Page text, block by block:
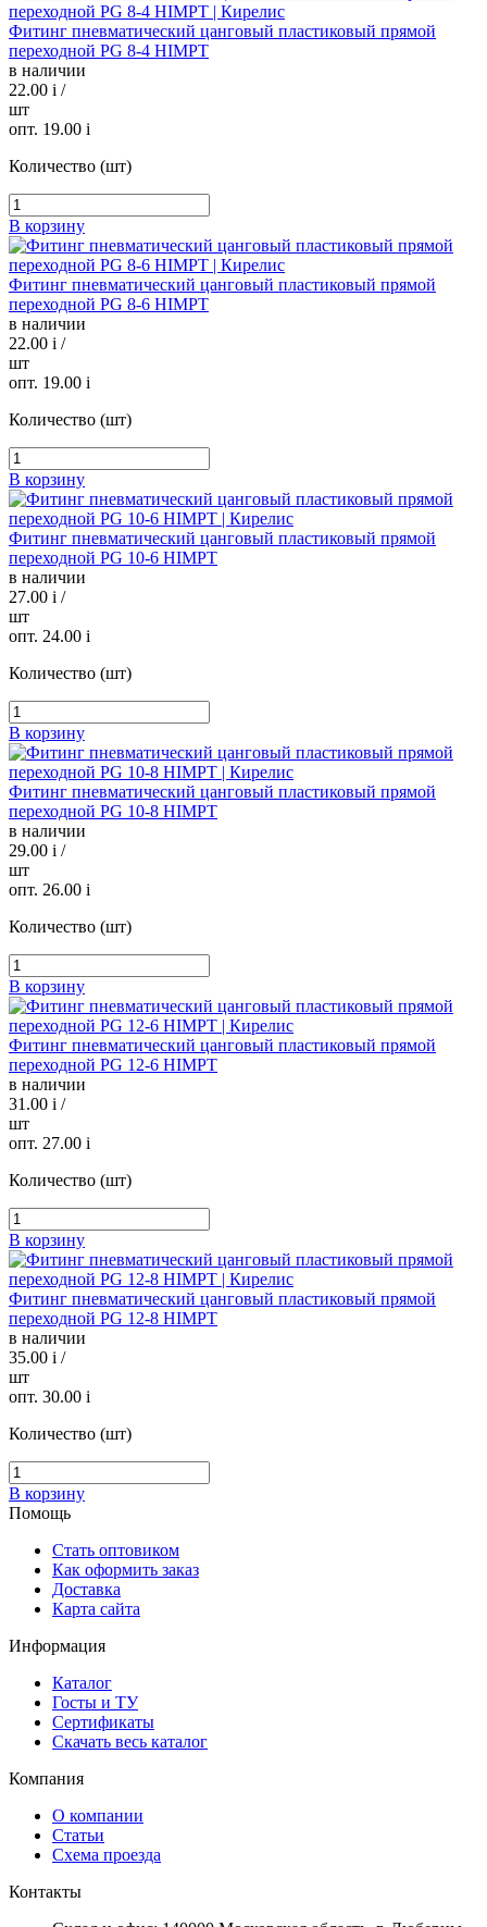
Фитинг пневматический цанговый пластиковый прямой
переходной PG 8-4 HIMPT
в наличии
22.00 i /
шт
опт. 19.00 i
Количество (шт)
В корзину
Фитинг пневматический цанговый пластиковый прямой
переходной PG 8-6 HIMPT
в наличии
22.00 i /
шт
опт. 19.00 i
Количество (шт)
В корзину
Фитинг пневматический цанговый пластиковый прямой
переходной PG 10-6 HIMPT
в наличии
27.00 i /
шт
опт. 24.00 i
Количество (шт)
В корзину
Фитинг пневматический цанговый пластиковый прямой
переходной PG 10-8 HIMPT
в наличии
29.00 i /
шт
опт. 26.00 i
Количество (шт)
В корзину
Фитинг пневматический цанговый пластиковый прямой
переходной PG 12-6 HIMPT
в наличии
31.00 i /
шт
опт. 27.00 i
Количество (шт)
В корзину
Фитинг пневматический цанговый пластиковый прямой
переходной PG 12-8 HIMPT
в наличии
35.00 i /
шт
опт. 30.00 i
Количество (шт)
В корзину
Помощь
Стать оптовиком
Как оформить заказ
Доставка
Карта сайта
Информация
Каталог
Госты и ТУ
Сертификаты
Скачать весь каталог
Компания
О компании
Статьи
Схема проезда
Контакты